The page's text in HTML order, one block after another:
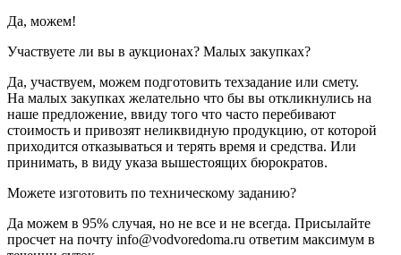
Да, можем!
Участвуете ли вы в аукционах? Малых закупках?
Да, участвуем, можем подготовить техзадание или смету.
На малых закупках желательно что бы вы откликнулись на
наше предложение, ввиду того что часто перебивают
стоимость и привозят неликвидную продукцию, от которой
приходится отказываться и терять время и средства. Или
принимать, в виду указа вышестоящих бюрократов.
Можете изготовить по техническому заданию?
Да можем в 95% случая, но не все и не всегда. Присылайте
просчет на почту info@vodvoredoma.ru ответим максимум в